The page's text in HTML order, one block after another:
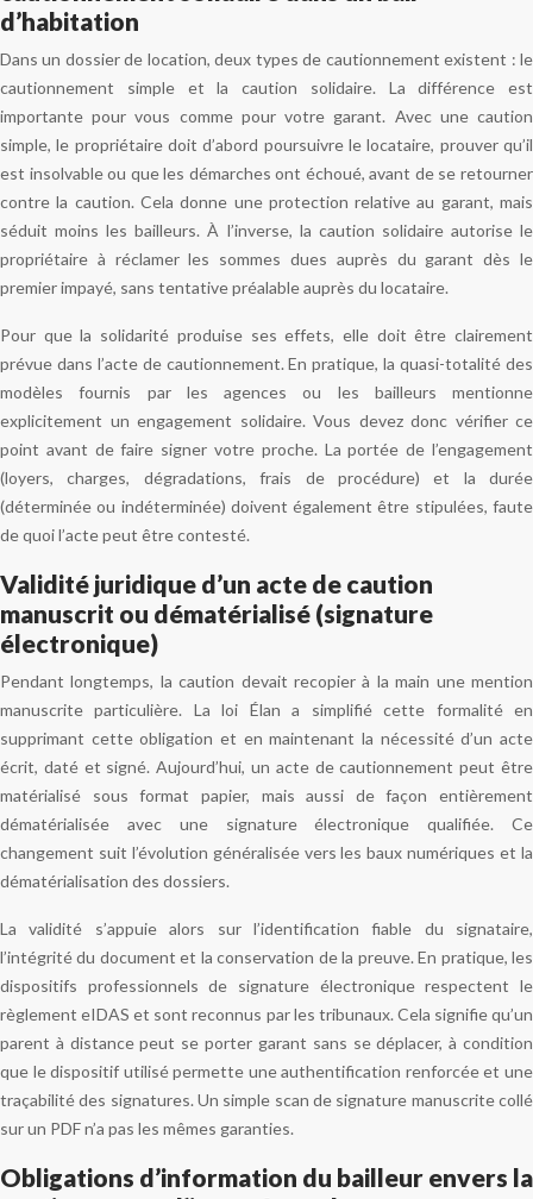
d’habitation
Dans un dossier de location, deux types de cautionnement existent : le
cautionnement simple et la caution solidaire. La différence est
importante pour vous comme pour votre garant. Avec une caution
simple, le propriétaire doit d’abord poursuivre le locataire, prouver qu’il
est insolvable ou que les démarches ont échoué, avant de se retourner
contre la caution. Cela donne une protection relative au garant, mais
séduit moins les bailleurs. À l’inverse, la caution solidaire autorise le
propriétaire à réclamer les sommes dues auprès du garant dès le
premier impayé, sans tentative préalable auprès du locataire.
Pour que la solidarité produise ses effets, elle doit être clairement
prévue dans l’acte de cautionnement. En pratique, la quasi-totalité des
modèles fournis par les agences ou les bailleurs mentionne
explicitement un engagement solidaire. Vous devez donc vérifier ce
point avant de faire signer votre proche. La portée de l’engagement
(loyers, charges, dégradations, frais de procédure) et la durée
(déterminée ou indéterminée) doivent également être stipulées, faute
de quoi l’acte peut être contesté.
Validité juridique d’un acte de caution
manuscrit ou dématérialisé (signature
électronique)
Pendant longtemps, la caution devait recopier à la main une mention
manuscrite particulière. La loi Élan a simplifié cette formalité en
supprimant cette obligation et en maintenant la nécessité d’un acte
écrit, daté et signé. Aujourd’hui, un acte de cautionnement peut être
matérialisé sous format papier, mais aussi de façon entièrement
dématérialisée avec une signature électronique qualifiée. Ce
changement suit l’évolution généralisée vers les baux numériques et la
dématérialisation des dossiers.
La validité s’appuie alors sur l’identification fiable du signataire,
l’intégrité du document et la conservation de la preuve. En pratique, les
dispositifs professionnels de signature électronique respectent le
règlement eIDAS et sont reconnus par les tribunaux. Cela signifie qu’un
parent à distance peut se porter garant sans se déplacer, à condition
que le dispositif utilisé permette une authentification renforcée et une
traçabilité des signatures. Un simple scan de signature manuscrite collé
sur un PDF n’a pas les mêmes garanties.
Obligations d’information du bailleur envers la